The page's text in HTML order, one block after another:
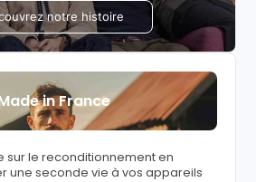
notre histoire
in France
sur le reconditionnement en
une seconde vie à vos appareils